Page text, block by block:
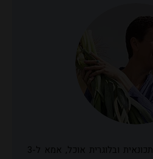
אני זהר, שפית טבעית, מתכונאית ובלוגרית אוכל, אמא ל-3